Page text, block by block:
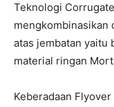
Teknologi
mengkombinasikan
atas jembatan yaitu
material ringan
Keberadaan